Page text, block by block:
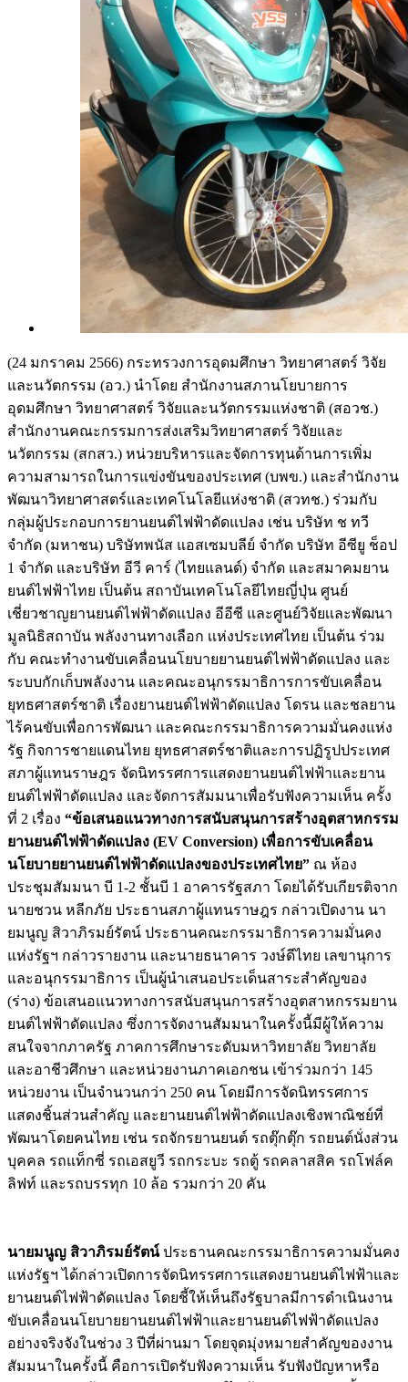
(24 มกราคม 2566) กระทรวงการอุดมศึกษา วิทยาศาสตร์ วิจัย
และนวัตกรรม (อว.) นำโดย สำนักงานสภานโยบายการ
อุดมศึกษา วิทยาศาสตร์ วิจัยและนวัตกรรมแห่งชาติ (สอวช.)
สำนักงานคณะกรรมการส่งเสริมวิทยาศาสตร์ วิจัยและ
นวัตกรรม (สกสว.) หน่วยบริหารและจัดการทุนด้านการเพิ่ม
ความสามารถในการแข่งขันของประเทศ (บพข.) และสำนักงาน
พัฒนาวิทยาศาสตร์และเทคโนโลยีแห่งชาติ (สวทช.) ร่วมกับ
กลุ่มผู้ประกอบการยานยนต์ไฟฟ้าดัดแปลง เช่น บริษัท ช ทวี
จำกัด (มหาชน) บริษัทพนัส แอสเซมบลีย์ จํากัด บริษัท อีซียู ช็อป
1 จำกัด และบริษัท อีวี คาร์ (ไทยแลนด์) จำกัด และสมาคมยาน
ยนต์ไฟฟ้าไทย เป็นต้น สถาบันเทคโนโลยีไทยญี่ปุ่น ศูนย์
เชี่ยวชาญยานยนต์ไฟฟ้าดัดแปลง อีอีซี และศูนย์วิจัยเเละพัฒนา
มูลนิธิสถาบัน พลังงานทางเลือก เเห่งประเทศไทย เป็นต้น ร่วม
กับ คณะทำงานขับเคลื่อนนโยบายยานยนต์ไฟฟ้าดัดแปลง และ
ระบบกักเก็บพลังงาน และคณะอนุกรรมาธิการการขับเคลื่อน
ยุทธศาสตร์ชาติ เรื่องยานยนต์ไฟฟ้าดัดแปลง โดรน และชลยาน
ไร้คนขับเพื่อการพัฒนา และคณะกรรมาธิการความมั่นคงแห่ง
รัฐ กิจการชายแดนไทย ยุทธศาสตร์ชาติและการปฏิรูปประเทศ
สภาผู้แทนราษฎร จัดนิทรรศการแสดงยานยนต์ไฟฟ้าและยาน
ยนต์ไฟฟ้าดัดแปลง และจัดการสัมมนาเพื่อรับฟังความเห็น ครั้ง
ที่ 2 เรื่อง “ข้อเสนอแนวทางการสนับสนุนการสร้างอุตสาหกรรม
ยานยนต์ไฟฟ้าดัดแปลง (EV Conversion) เพื่อการขับเคลื่อน
นโยบายยานยนต์ไฟฟ้าดัดแปลงของประเทศไทย” ณ ห้อง
ประชุมสัมมนา บี 1-2 ชั้นบี 1 อาคารรัฐสภา โดยได้รับเกียรติจาก
นายชวน หลีกภัย ประธานสภาผู้แทนราษฎร กล่าวเปิดงาน นา
ยมนูญ สิวาภิรมย์รัตน์ ประธานคณะกรรมาธิการความมั่นคง
แห่งรัฐฯ กล่าวรายงาน และนายธนาคาร วงษ์ดีไทย เลขานุการ
และอนุกรรมาธิการ เป็นผู้นำเสนอประเด็นสาระสำคัญของ
(ร่าง) ข้อเสนอแนวทางการสนับสนุนการสร้างอุตสาหกรรมยาน
ยนต์ไฟฟ้าดัดแปลง ซึ่งการจัดงานสัมมนาในครั้งนี้มีผู้ให้ความ
สนใจจากภาครัฐ ภาคการศึกษาระดับมหาวิทยาลัย วิทยาลัย
และอาชีวศึกษา และหน่วยงานภาคเอกชน เข้าร่วมกว่า 145
หน่วยงาน เป็นจำนวนกว่า 250 คน โดยมีการจัดนิทรรศการ
แสดงชิ้นส่วนสำคัญ และยานยนต์ไฟฟ้าดัดแปลงเชิงพาณิชย์ที่
พัฒนาโดยคนไทย เช่น รถจักรยานยนต์ รถตุ๊กตุ๊ก รถยนต์นั่งส่วน
บุคคล รถแท็กซี่ รถเอสยูวี รถกระบะ รถตู้ รถคลาสสิค รถโฟล์ค
ลิฟท์ และรถบรรทุก 10 ล้อ รวมกว่า 20 คัน
นายมนูญ สิวาภิรมย์รัตน์ประธานคณะกรรมาธิการความมั่นคง
แห่งรัฐฯ ได้กล่าวเปิดการจัดนิทรรศการแสดงยานยนต์ไฟฟ้าและ
ยานยนต์ไฟฟ้าดัดแปลง โดยชี้ให้เห็นถึงรัฐบาลมีการดำเนินงาน
ขับเคลื่อนนโยบายยานยนต์ไฟฟ้าและยานยนต์ไฟฟ้าดัดแปลง
อย่างจริงจังในช่วง 3 ปีที่ผ่านมา โดยจุดมุ่งหมายสำคัญของงาน
สัมมนาในครั้งนี้ คือการเปิดรับฟังความเห็น รับฟังปัญหาหรือ